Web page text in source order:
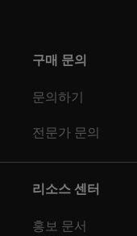
구매 문의
문의하기
전문가 문의
리소스 센터
홍보 문서